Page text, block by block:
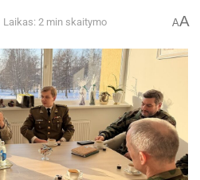
Laikas: 2 min skaitymo AA